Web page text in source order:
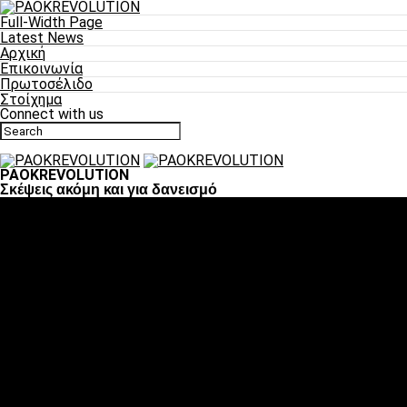
Full-Width Page
Latest News
Αρχική
Επικοινωνία
Πρωτοσέλιδο
Στοίχημα
Connect with us
PAOKREVOLUTION
Σκέψεις ακόμη και για δανεισμό